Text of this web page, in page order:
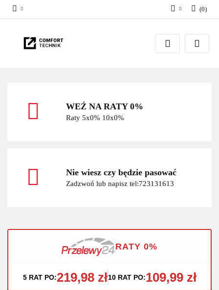
Zaloguj się
Zarejestruj się
(0)
WEŹ NA RATY 0%
Raty 5x0% 10x0%
Nie wiesz czy będzie pasować
Zadzwoń lub napisz tel:723131613
RATY 0%
5 RAT PO:219,98 zł10 RAT PO:109,99 zł